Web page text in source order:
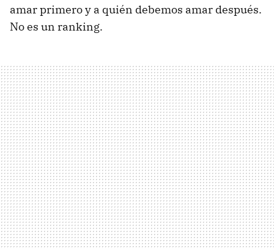
amar primero y a quién debemos amar después.
No es un ranking.